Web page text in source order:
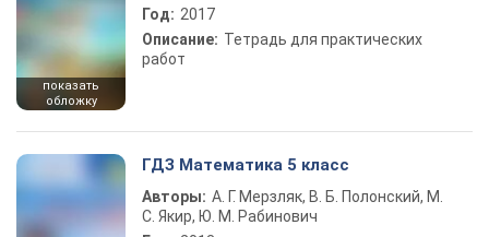
показать
обложку
Год: 2017
Описание: Тетрадь для практических
работ
ГДЗ Математика 5 класс
Авторы: А. Г. Мерзляк, В. Б. Полонский, М.
С. Якир, Ю. М. Рабинович